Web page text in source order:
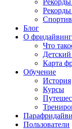
Блог
О
Что
Карта
Обучение
История
Курсы
Пользователи